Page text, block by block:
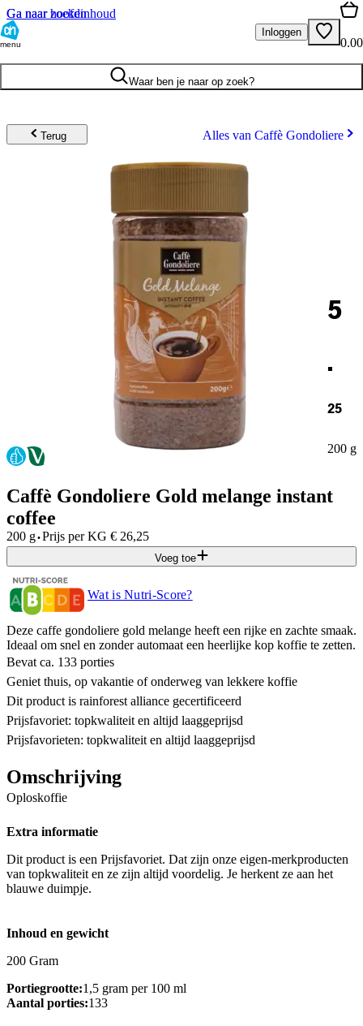
Ga naar hoofdinhoud
Ga naar zoeken
menu
Inloggen
0.00
Waar ben je naar op zoek?
Terug Alles van Caffè Gondoliere
5
.
25
200 g
Caffè Gondoliere Gold melange instant
coffee
200 g·Prijs per KG € 26,25
Voeg toe
Wat is Nutri-Score?
Deze caffe gondoliere gold melange heeft een rijke en zachte smaak.
Ideaal om snel en zonder automaat een heerlijke kop koffie te zetten.
Bevat ca. 133 porties
Geniet thuis, op vakantie of onderweg van lekkere koffie
Dit product is rainforest alliance gecertificeerd
Prijsfavoriet: topkwaliteit en altijd laaggeprijsd
Prijsfavorieten: topkwaliteit en altijd laaggeprijsd
Omschrijving
Oploskoffie
Extra informatie
Dit product is een Prijsfavoriet. Dat zijn onze eigen-merkproducten
van topkwaliteit en ze zijn altijd voordelig. Je herkent ze aan het
blauwe duimpje.
Inhoud en gewicht
200 Gram
Portiegrootte:1,5 gram per 100 ml
Aantal porties:133